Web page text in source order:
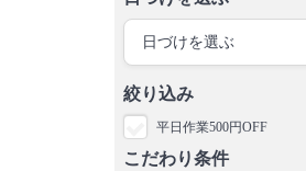
日づけを選ぶ
絞り込み
平日作業500円OFF
こだわり条件